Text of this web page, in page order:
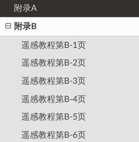
附录A
附录B
遥感教程第B-1页
遥感教程第B-2页
遥感教程第B-3页
遥感教程第B-4页
遥感教程第B-5页
遥感教程第B-6页